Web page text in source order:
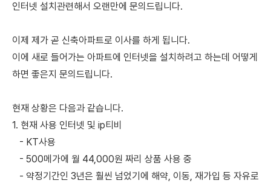
인터넷 설치관련해서 오랜만에 문의드립니다.
이제 제가 곧 신축아파트로 이사를 하게 됩니다.
이에 새로 들어가는 아파트에 인터넷을 설치하려고 하는데 어떻게
하면 좋은지 문의드립니다.
현재 상황은 다음과 같습니다.
1. 현재 사용 인터넷 및 ip티비
- KT사용
- 500메가에 월 44,000원 짜리 상품 사용 중
- 약정기간인 3년은 훨씬 넘었기에 해약, 이동, 재가입 등 자유로